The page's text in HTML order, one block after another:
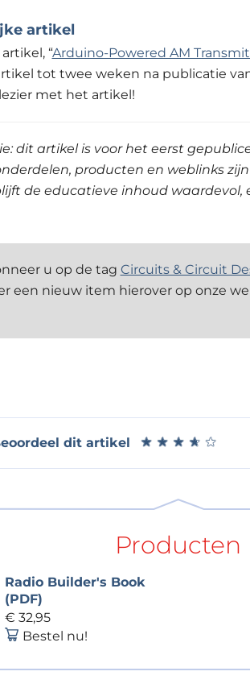
artikel
“Arduino-Powered AM
tot twee weken na publicatie
met het artikel!
dit artikel is voor het eerst
producten en weblinks
de educatieve inhoud
u op de tag Circuits & Circuit
een nieuw item hierover op onze
dit artikel ★ ★ ★ ★ ★
★ ★ ★ ★ ★
Producten
Radio Builder's Book
(PDF)
€ 32,95
Bestel nu!